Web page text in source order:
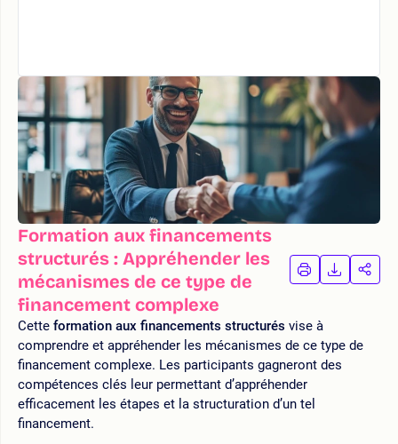
Formation aux financements
structurés : Appréhender les
mécanismes de ce type de
financement complexe
IMPRIMER
LA
LA
Cette formation aux financements structurés vise à
comprendre et appréhender les mécanismes de ce type de
financement complexe. Les participants gagneront des
compétences clés leur permettant d’appréhender
efficacement les étapes et la structuration d’un tel
financement.